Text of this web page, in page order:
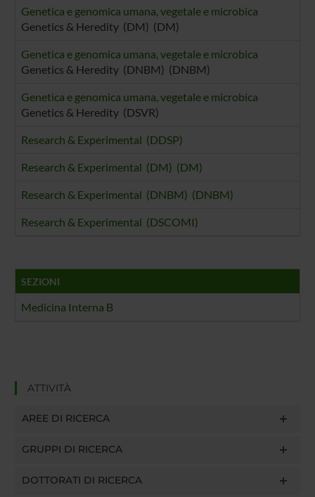
Genetica e genomica umana, vegetale e microbica
Genetics & Heredity (DM) (DM)
Genetica e genomica umana, vegetale e microbica
Genetics & Heredity (DNBM) (DNBM)
Genetica e genomica umana, vegetale e microbica
Genetics & Heredity (DSVR)
Research & Experimental (DDSP)
Research & Experimental (DM) (DM)
Research & Experimental (DNBM) (DNBM)
Research & Experimental (DSCOMI)
SEZIONI
Medicina Interna B
ATTIVITÀ
AREE DI RICERCA
GRUPPI DI RICERCA
DOTTORATI DI RICERCA